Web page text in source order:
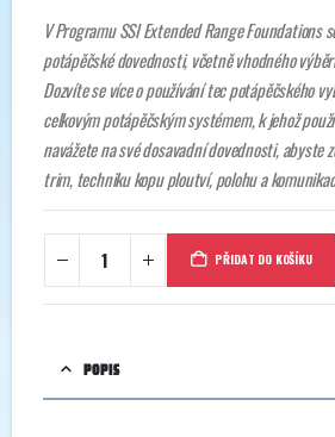
V Programu SSI Extended Range Foundations
potápěčské dovednosti, včetně vhodného
Dozvíte se více o používání tec potápěčského
celkovým potápěčským systémem, k jehož
navážete na své dosavadní dovednosti, abyste
trim, techniku kopu ploutví, polohu a
PŘIDAT DO KOŠÍKU
POPIS